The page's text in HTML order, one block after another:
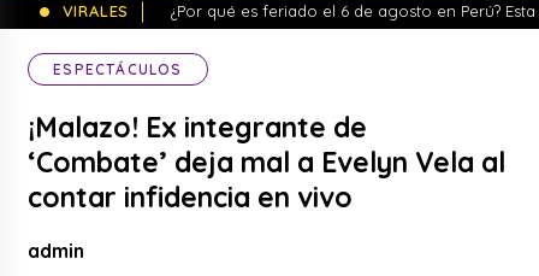
VIRALES
¿Por qué es feriado el 6 de agosto en Perú?
ESPECTÁCULOS
¡Malazo! Ex integrante de
‘Combate’ deja mal a Evelyn Vela al
contar infidencia en vivo
admin